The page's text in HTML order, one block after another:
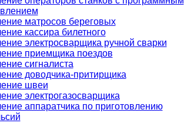
матросов береговых
кассира билетного
электросварщика ручной сварки
приемщика поездов
сигналиста
доводчика-притирщика
швеи
электрогазосварщика
аппаратчика по приготовлению